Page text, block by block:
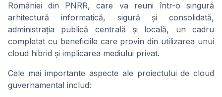
României din PNRR, care va reuni într-o singură
arhitectură informatică, sigură și consolidată,
administrația publică centrală și locală, un cadru
completat cu beneficiile care provin din utilizarea unui
cloud hibrid și implicarea mediului privat.
Cele mai importante aspecte ale proiectului de cloud
guvernamental includ: